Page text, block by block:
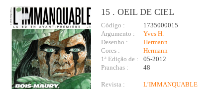
15 . OEIL DE CIEL
Código :
1735000015
Argumento :
Yves H.
Desenho :
Hermann
Cores :
Hermann
1ª Edição de :
05-2012
Pranchas :
48
Revista :
L’IMMANQUABLE